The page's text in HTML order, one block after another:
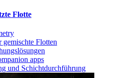
Flotte
gemischte Flotten
apps
und Schichtdurchführung